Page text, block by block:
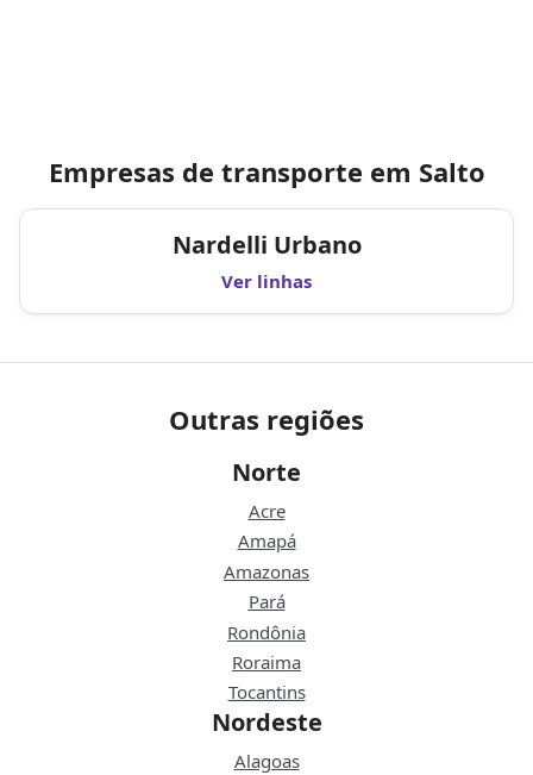
Empresas de transporte em Salto
Nardelli Urbano
Ver linhas
Outras regiões
Norte
Acre
Amapá
Amazonas
Pará
Rondônia
Roraima
Tocantins
Nordeste
Alagoas